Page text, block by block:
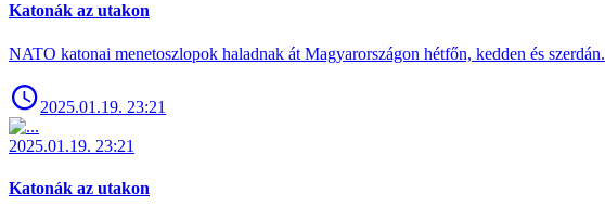
Katonák az utakon
NATO katonai menetoszlopok haladnak át Magyarországon hétfőn, kedden és szerdán.
2025.01.19. 23:21
2025.01.19. 23:21
Katonák az utakon